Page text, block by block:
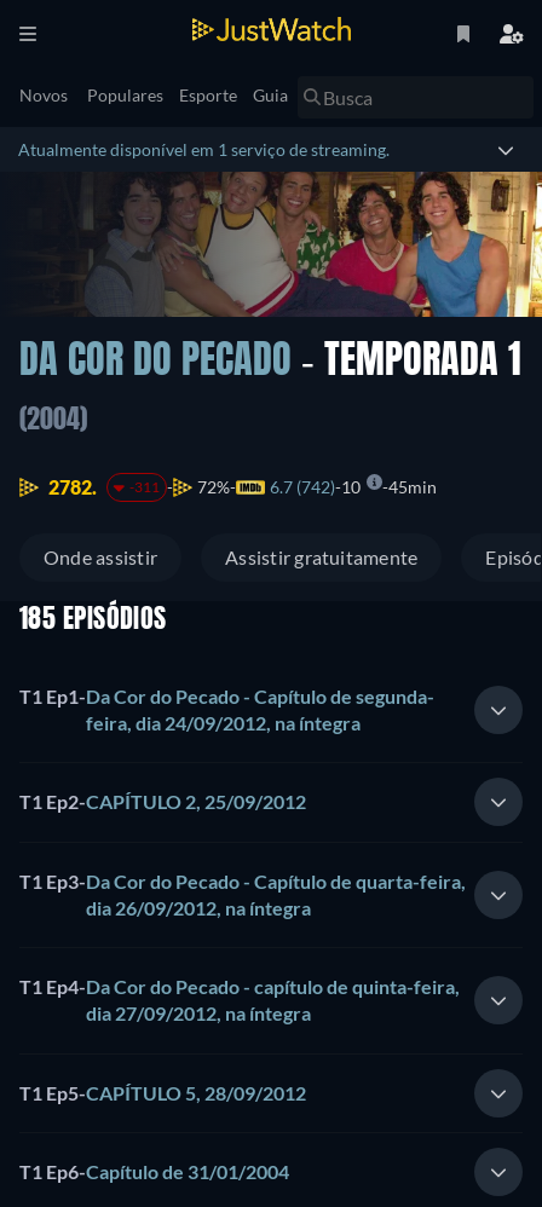
Novos Populares Esporte Guia
Atualmente disponível em 1 serviço de streaming.
DA COR DO PECADO - TEMPORADA 1
(2004)
2782. -311 72% 6.7 (742) 10 45min
Onde assistir Assistir gratuitamente
185 EPISÓDIOS
T1 Ep1-Da Cor do Pecado - Capítulo de segunda-
feira, dia 24/09/2012, na íntegra
T1 Ep2-CAPÍTULO 2, 25/09/2012
T1 Ep3-Da Cor do Pecado - Capítulo de quarta-feira,
dia 26/09/2012, na íntegra
T1 Ep4-Da Cor do Pecado - capítulo de quinta-feira,
dia 27/09/2012, na íntegra
T1 Ep5-CAPÍTULO 5, 28/09/2012
T1 Ep6-Capítulo de 31/01/2004